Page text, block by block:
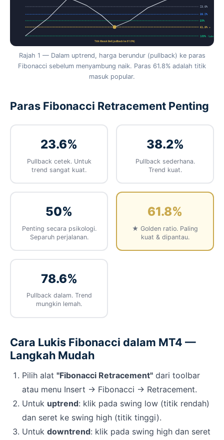
23.6%
38.2%
50%
61.8% ★
100% (Low)
Titik Masuk Beli (pullback ke 61.8%)
Rajah 1 — Dalam uptrend, harga berundur (pullback) ke paras
Fibonacci sebelum menyambung naik. Paras 61.8% adalah titik
masuk popular.
Paras Fibonacci Retracement Penting
23.6%
Pullback cetek. Untuk
trend sangat kuat.
38.2%
Pullback sederhana.
Trend kuat.
50%
Penting secara psikologi.
Separuh perjalanan.
61.8%
★ Golden ratio. Paling
kuat & dipantau.
78.6%
Pullback dalam. Trend
mungkin lemah.
Cara Lukis Fibonacci dalam MT4 —
Langkah Mudah
Pilih alat "Fibonacci Retracement" dari toolbar
atau menu Insert → Fibonacci → Retracement.
Untuk uptrend: klik pada swing low (titik rendah)
dan seret ke swing high (titik tinggi).
Untuk downtrend: klik pada swing high dan seret